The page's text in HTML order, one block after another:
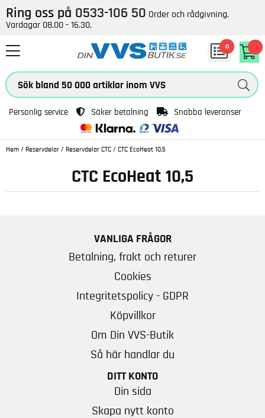
Ring oss på 0533-106 50 Order och rådgivning.
Vardagar 08.00 - 16.30.
0
Personlig service Säker betalning Snabba leveranser
Hem / Reservdelar / Reservdelar CTC / CTC EcoHeat 10,5
CTC EcoHeat 10,5
VANLIGA FRÅGOR
Betalning, frakt och returer
Cookies
Integritetspolicy - GDPR
Köpvillkor
Om Din VVS-Butik
Så här handlar du
DITT KONTO
Din sida
Skapa nytt konto